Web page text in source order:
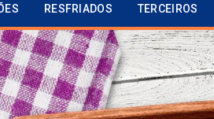
RESFRIADOS TERCEIROS